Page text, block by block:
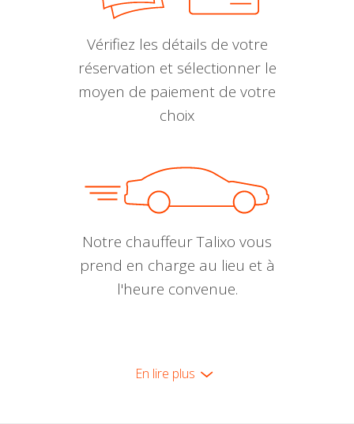
Vérifiez les détails de votre
réservation et sélectionner le
moyen de paiement de votre
choix
Notre chauffeur Talixo vous
prend en charge au lieu et à
l'heure convenue.
En lire plus